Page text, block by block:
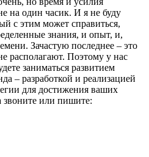
на один часик. И я не буду
с этим может справиться,
знания, и опыт, и,
Зачастую последнее – это
располагают. Поэтому у нас
заниматься развитием
– разработкой и реализацией
для достижения ваших
звоните или пишите: